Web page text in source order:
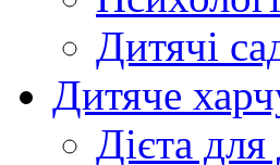
Дитячі
Дитяче
Дієта для